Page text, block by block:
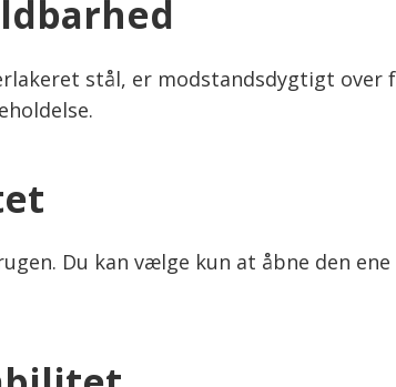
stål, er modstandsdygtigt over
Du kan vælge kun at åbne den